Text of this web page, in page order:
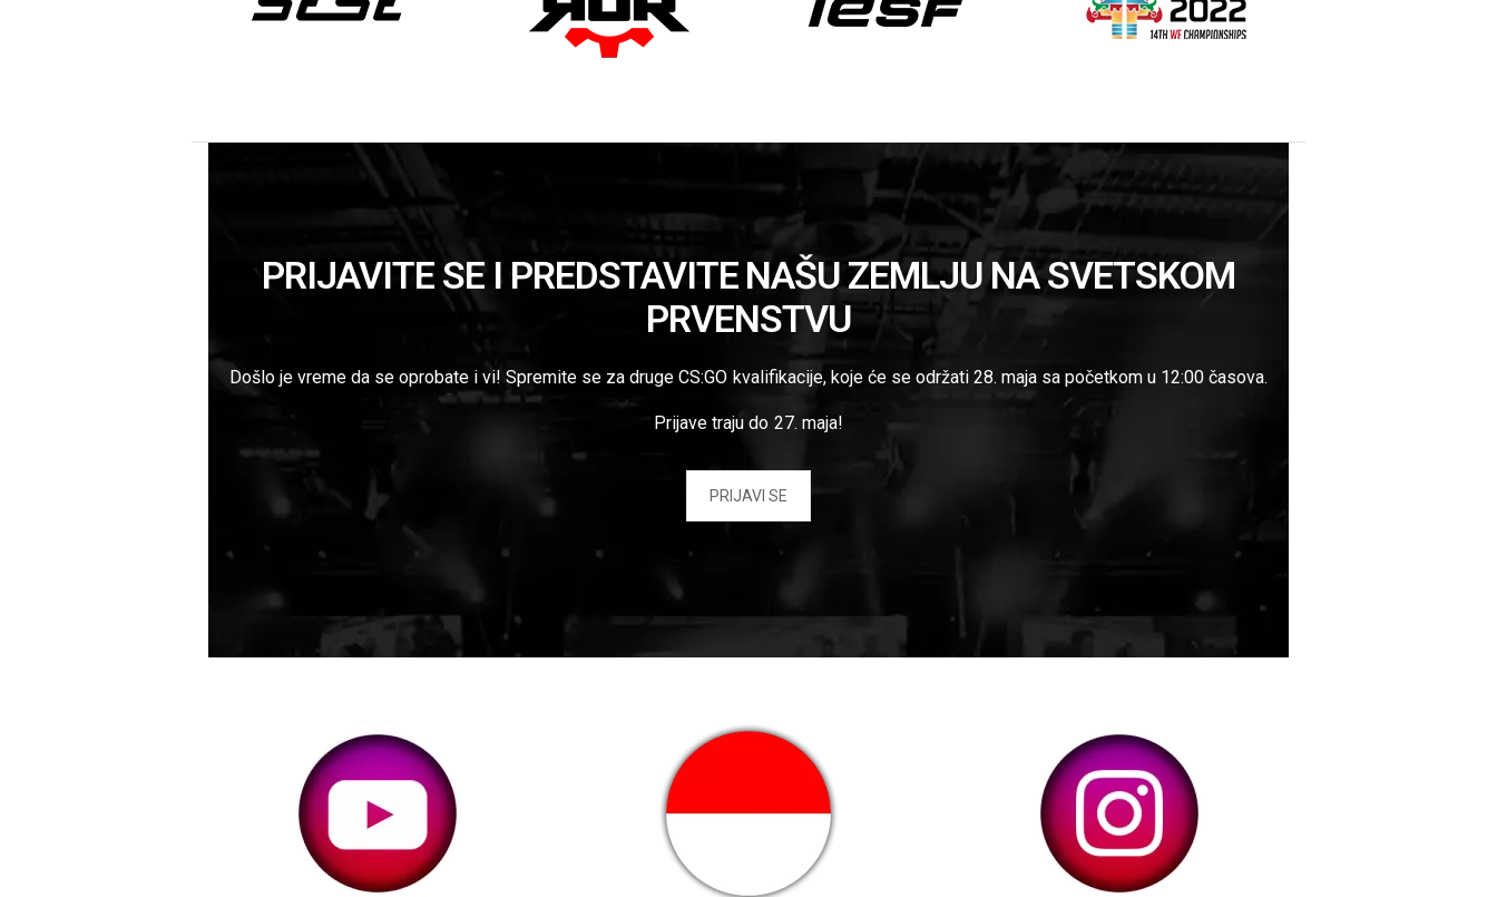
PRIJAVITE SE I PREDSTAVITE NAŠU ZEMLJU NA SVETSKOM
PRVENSTVU
Došlo je vreme da se oprobate i vi! Spremite se za druge CS:GO kvalifikacije, koje će se održati 28. maja sa početkom u 12:00 časova.
Prijave traju do 27. maja!
PRIJAVI SE